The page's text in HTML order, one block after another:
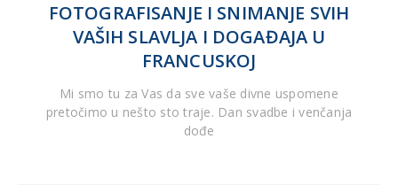
FOTOGRAFISANJE I SNIMANJE SVIH
VAŠIH SLAVLJA I DOGAĐAJA U
FRANCUSKOJ
Mi smo tu za Vas da sve vaše divne uspomene
pretočimo u nešto sto traje. Dan svadbe i venčanja
dođe